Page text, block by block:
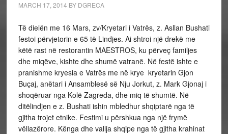
MARCH 17, 2014 BY DGRECA
Të dielën me 16 Mars, zv/Kryetari i Vatrës, z. Asllan Bushati
festoi përvjetorin e 65 të Lindjes. Ai shtroi një drekë me
këtë rast në restorantin MAESTROS, ku përveç familjes
dhe miqëve, kishte dhe shumë vatranë. Në festë ishte e
pranishme kryesia e Vatrës me në krye kryetarin Gjon
Buçaj, anëtari i Ansamblesë së Nju Jorkut, z. Mark Gjonaj i
shoqëruar nga Kolë Zagreda, dhe miq të shumtë. Në
ditëlindjen e z. Bushati ishin mbledhur shqiptarë nga të
gjitha trojet etnike. Festimi u përshkua nga një frymë
vëllazërore. Kënga dhe vallja shqipe nga të gjitha krahinat